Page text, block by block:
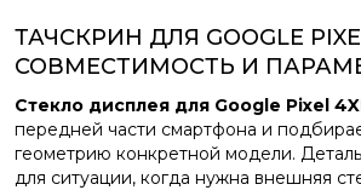
ТАЧСКРИН ДЛЯ GOOGLE
СОВМЕСТИМОСТЬ И
Стекло дисплея для Google Pixel
передней части смартфона и
геометрию конкретной модели.
для ситуации, когда нужна внешняя